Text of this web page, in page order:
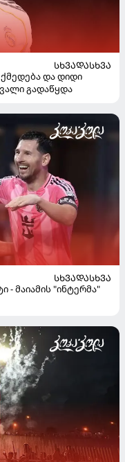
ᲡᲮᲕᲐᲓᲐᲡᲮᲕᲐ
და დიდი
გადაწყდა
ᲡᲮᲕᲐᲓᲐᲡᲮᲕᲐ
- მაიამის "ინტერმა"